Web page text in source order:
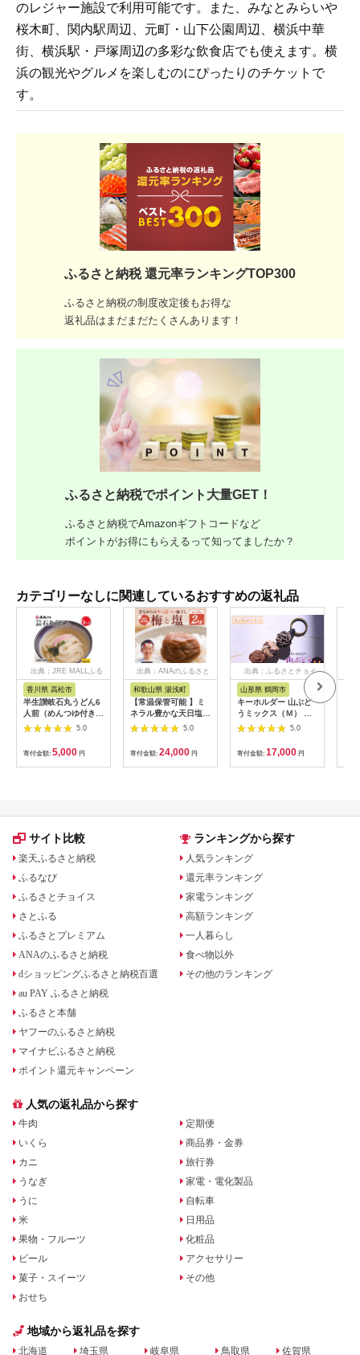
のレジャー施設で利用可能です。また、みなとみらいや
桜木町、関内駅周辺、元町・山下公園周辺、横浜中華
街、横浜駅・戸塚周辺の多彩な飲食店でも使えます。横
浜の観光やグルメを楽しむのにぴったりのチケットで
す。
ふるさと納税 還元率ランキングTOP300
ふるさと納税の制度改定後もお得な
返礼品はまだまだたくさんあります！
ふるさと納税でポイント大量GET！
ふるさと納税でAmazonギフトコードなど
ポイントがお得にもらえるって知ってましたか？
カテゴリーなしに関連しているおすすめの返礼品
出典：JRE MALLふる
さと納税
香川県 高松市
半生讃岐石丸うどん6
人前（めんつゆ付き）
麺300g×2袋
5.0
寄付金額: 5,000 円
出典：ANAのふるさと
和歌山県 湯浅町
【常温保管可能 】ミ
ネラル豊かな天日塩だ
けで漬けた無添加梅干
し2kg 梅ボーイズ｜
B201_EP6024
5.0
寄付金額: 24,000 円
出典：ふるさとチョイ
山形県 鶴岡市
キーホルダー 山ぶど
うミックス（Ｍ） 山
形県鶴岡市 アトリエ
かおる | 山葡萄 雑貨
キーホルダー ギフト
贈り物 お取り寄せ 返
礼品
5.0
寄付金額: 17,000 円
サイト比較
楽天ふるさと納税
ふるなび
ふるさとチョイス
さとふる
ふるさとプレミアム
ANAのふるさと納税
dショッピングふるさと納税百選
au PAY ふるさと納税
ふるさと本舗
ヤフーのふるさと納税
マイナビふるさと納税
ポイント還元キャンペーン
ランキングから探す
人気ランキング
還元率ランキング
家電ランキング
高額ランキング
一人暮らし
食べ物以外
その他のランキング
人気の返礼品から探す
牛肉
いくら
カニ
うなぎ
うに
米
果物・フルーツ
ビール
菓子・スイーツ
おせち
定期便
商品券・金券
旅行券
家電・電化製品
自転車
日用品
化粧品
アクセサリー
その他
地域から返礼品を探す
北海道 埼玉県 岐阜県 鳥取県 佐賀県